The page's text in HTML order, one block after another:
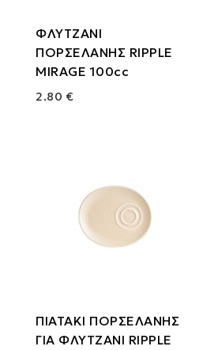
ΦΛΥΤΖΑΝΙ
ΠΟΡΣΕΛΑΝΗΣ RIPPLE
MIRAGE 100cc
2.80 €
ΠΙΑΤΑΚΙ ΠΟΡΣΕΛΑΝΗΣ
ΓΙΑ ΦΛΥΤΖΑΝΙ RIPPLE